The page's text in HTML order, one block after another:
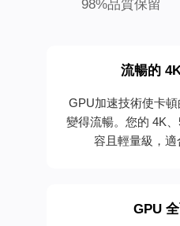
98%品質保留
流暢的
GPU加速技術使卡
變得流暢。您的 4K
容且輕量級，適
GPU